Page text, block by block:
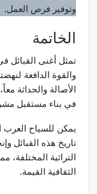
وتوفير فرص العمل.
الخاتمة
والقوة الدافعة
الأصالة والحداثة
في بناء مستقبل
يمكن للسياح العرب
تاريخ هذه القبائل
التراثية المختلفة،
الثقافية القيمة.